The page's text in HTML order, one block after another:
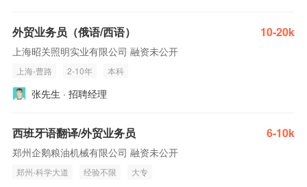
外贸业务员（俄语/西语） 10-20k
上海昭关照明实业有限公司 融资未公开
上海-曹路 2-10年 本科
张先生 · 招聘经理
西班牙语翻译/外贸业务员 6-10k
郑州企鹅粮油机械有限公司 融资未公开
郑州-科学大道 经验不限 大专